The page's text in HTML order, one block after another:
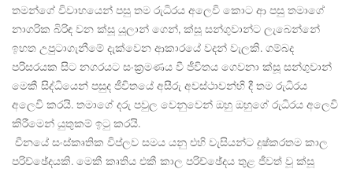
තමන්ගේ විවාහයෙන් පසු තම රුධිරය අලෙවි කොට ආ පසු තමාගේ
නාගරික බිරිඳ වන ක්සූ යූලාන් ගෙන්, ක්සූ සන්ගුවාන්ට ලැබෙන්නේ
ඉහත උපුටාගැනීමේ දැක්වෙන ආකාරයේ වදන් වැලකි. ගම්බද
පරිසරයක සිට නගරයට සංක්‍රමණය වී ජීවිතය ගෙවනා ක්සූ සන්ගුවාන්
මෙකී සිද්ධියෙන් පසුද ජීවිතයේ අසීරු අවස්ථාවන්හි දී තම රුධිරය
අලෙවි කරයි. තමාගේ දරු පවුල වෙනුවෙන් ඔහු ඔහුගේ රුධිරය අලෙවි
කිරීමෙන් යුතුකම් ඉටු කරයි.
චීනයේ සංස්කෘතික විප්ලව සමය යනු එහි වැසියන්ට දුෂ්කරතම කාල
පරිච්ඡේදයකි. මෙකී කෘතිය එකී කාල පරිච්ඡේදය තුළ ජීවත් වූ ක්සූ